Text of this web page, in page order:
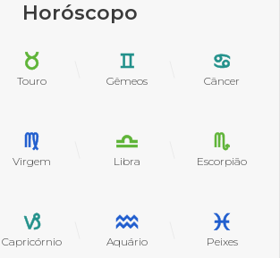
Horóscopo
Touro Gêmeos Câncer
Virgem Libra Escorpião
Capricórnio Aquário Peixes